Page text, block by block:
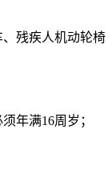
残疾人机动轮椅
年满16周岁；